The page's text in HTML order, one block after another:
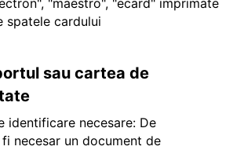
"maestro", "ecard" imprimate
spatele cardului
sau cartea de
identificare necesare: De
fi necesar un document de